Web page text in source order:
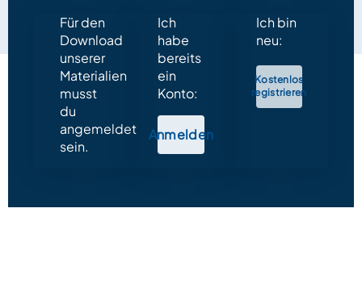
Für den
Download
unserer
Materialien
musst
du
angemeldet
sein.
Ich
habe
bereits
ein
Konto:
Anmelden
Ich bin
neu:
Kostenlos
registrieren